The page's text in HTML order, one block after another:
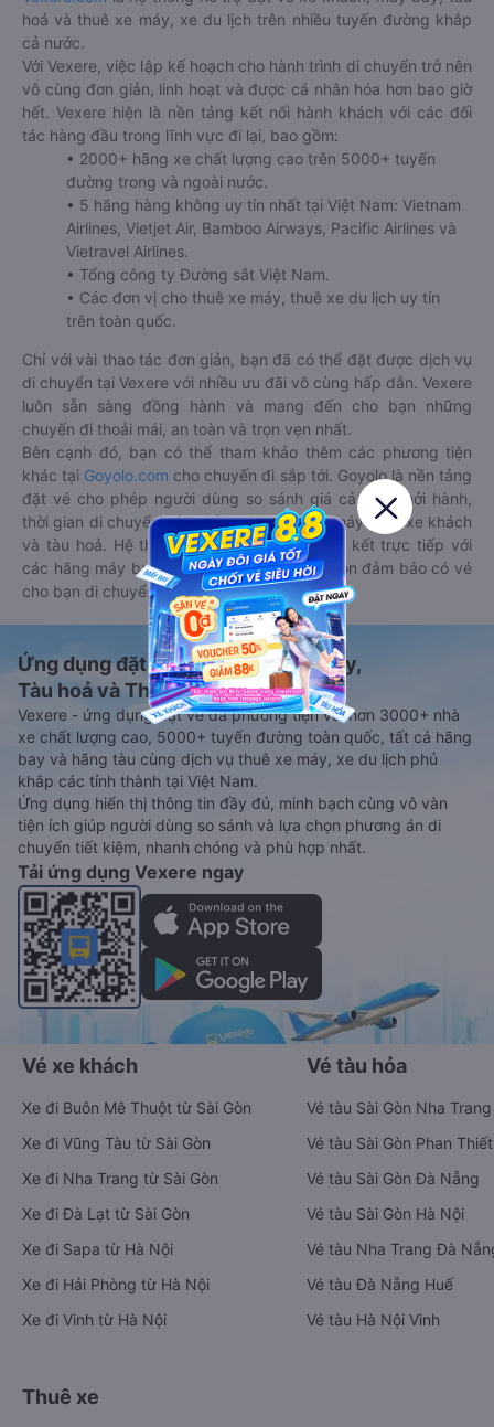
hoả và thuê xe máy, xe du lịch trên nhiều tuyến đường khắp
cả nước.
Với Vexere, việc lập kế hoạch cho hành trình di chuyển trở nên
vô cùng đơn giản, linh hoạt và được cá nhân hóa hơn bao giờ
hết. Vexere hiện là nền tảng kết nối hành khách với các đối
tác hàng đầu trong lĩnh vực đi lại, bao gồm:
• 2000+ hãng xe chất lượng cao trên 5000+ tuyến
đường trong và ngoài nước.
• 5 hãng hàng không uy tín nhất tại Việt Nam: Vietnam
Airlines, Vietjet Air, Bamboo Airways, Pacific Airlines và
Vietravel Airlines.
• Tổng công ty Đường sắt Việt Nam.
• Các đơn vị cho thuê xe máy, thuê xe du lịch uy tín
trên toàn quốc.
Chỉ với vài thao tác đơn giản, bạn đã có thể đặt được dịch vụ
di chuyển tại Vexere với nhiều ưu đãi vô cùng hấp dẫn. Vexere
luôn sẵn sàng đồng hành và mang đến cho bạn những
chuyến đi thoải mái, an toàn và trọn vẹn nhất.
Bên cạnh đó, bạn có thể tham khảo thêm các phương tiện
khác tại Goyolo.com cho chuyến đi sắp tới. Goyolo là nền tảng
đặt vé cho phép người dùng so sánh giá cả, giờ khởi hành,
thời gian di chuyển của nhiều phương tiện máy bay, xe khách
và tàu hoả. Hệ thống của Goyolo được liên kết trực tiếp với
các hãng máy bay, xe khách và tàu hoả, luôn đảm bảo có vé
cho bạn di chuyển.
Ứng dụng đặt vé Xe khách, Máy bay,
Tàu hoả và Thuê xe
Vexere - ứng dụng đặt vé đa phương tiện với hơn 3000+ nhà
xe chất lượng cao, 5000+ tuyến đường toàn quốc, tất cả hãng
bay và hãng tàu cùng dịch vụ thuê xe máy, xe du lịch phủ
khắp các tỉnh thành tại Việt Nam.
Ứng dụng hiển thị thông tin đầy đủ, minh bạch cùng vô vàn
tiện ích giúp người dùng so sánh và lựa chọn phương án di
chuyển tiết kiệm, nhanh chóng và phù hợp nhất.
Tải ứng dụng Vexere ngay
Vé xe khách
Xe đi Buôn Mê Thuột từ Sài Gòn
Xe đi Vũng Tàu từ Sài Gòn
Xe đi Nha Trang từ Sài Gòn
Xe đi Đà Lạt từ Sài Gòn
Xe đi Sapa từ Hà Nội
Xe đi Hải Phòng từ Hà Nội
Xe đi Vinh từ Hà Nội
Vé tàu hỏa
Vé tàu Sài Gòn Nha Trang
Vé tàu Sài Gòn Phan Thiết
Vé tàu Sài Gòn Đà Nẵng
Vé tàu Sài Gòn Hà Nội
Vé tàu Nha Trang Đà
Vé tàu Đà Nẵng Huế
Vé tàu Hà Nội Vinh
Thuê xe